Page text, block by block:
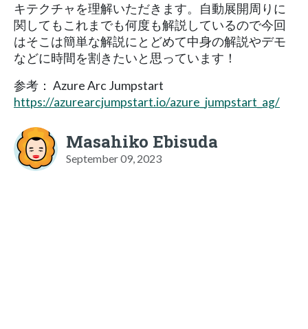
キテクチャを理解いただきます。自動展開周りに
関してもこれまでも何度も解説しているので今回
はそこは簡単な解説にとどめて中身の解説やデモ
などに時間を割きたいと思っています！
参考： Azure Arc Jumpstart
https://azurearcjumpstart.io/azure_jumpstart_ag/
Masahiko Ebisuda
September 09, 2023